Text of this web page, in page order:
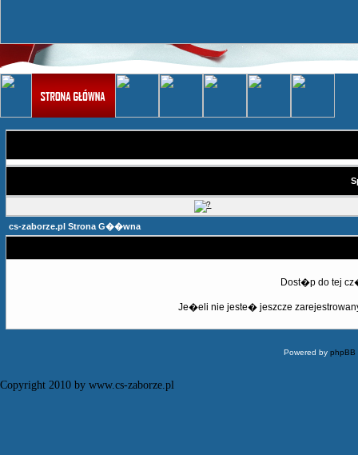
cs-zaborze.pl Strona G��wna
Dost�p do tej
Je�eli nie jeste� jeszcze
Powered byphpBB
Copyright 2010 by www.cs-zaborze.pl